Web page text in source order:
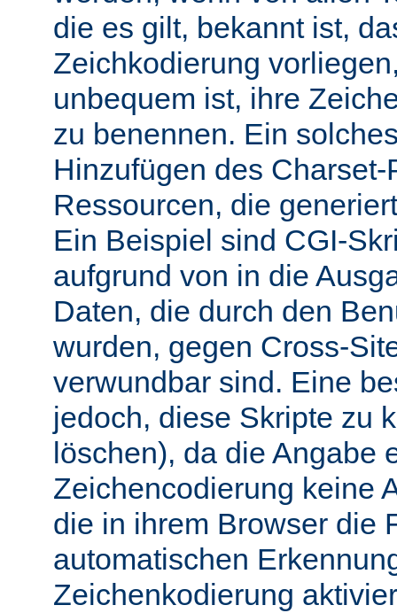
die es gilt, bekannt ist,
Zeichkodierung
unbequem ist, ihre
zu benennen. Ein
Hinzufügen des
Ressourcen, die
Ein Beispiel sind CGI-
aufgrund von in die
Daten, die durch den
wurden, gegen Cross-
verwundbar sind. Eine
jedoch, diese Skripte zu
löschen), da die Angabe
Zeichencodierung keine
die in ihrem Browser die
automatischen
Zeichenkodierung